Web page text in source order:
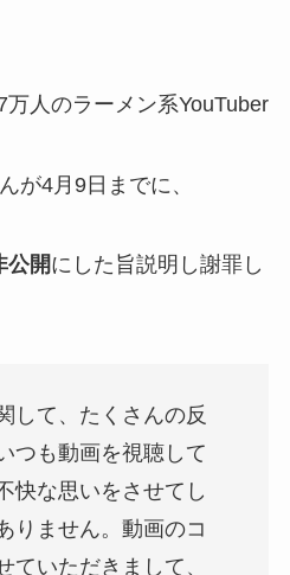
人のラーメン系YouTuber
が4月9日までに、
公開にした旨説明し謝罪し
して、たくさんの反
つも動画を視聴して
快な思いをさせてし
りません。動画のコ
ていただきまして、